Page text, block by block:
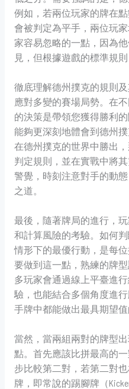
例如，若兩位玩家的牌在
會被判定為平手，兩位玩
家容易忽略的一點，因為
見，但根據遊戲的標準規
徹底理解德州撲克的規則
應對多變的賽場局勢。在
的決策是帶領您獲得勝利
能夠更深刻地體會到德州
在德州撲克的世界中勝出
判定規則，並在實戰中將
警覺，時刻注意對手的動
之道。
最後，隨著牌局的進行，
和計算風險的考驗。如何
情形下的最優行動，是每
要做到這一點，熟練的牌
多玩家會通過線上平臺進
驗，也能結合多個角度進
手牌中都能做出最具期望值
當然，當兩組兩對的牌型
點。首先應該比拼最高的
步比較第二對，若第二對
牌，即常說的踢腳牌（